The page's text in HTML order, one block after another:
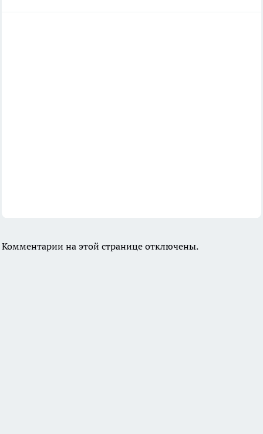
Комментарии на этой странице отключены.